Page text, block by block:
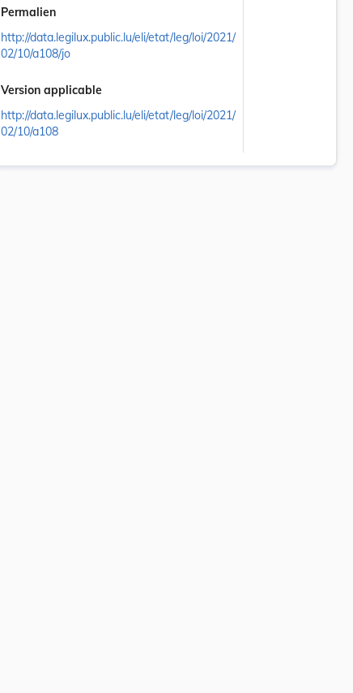
Permalien
http://data.legilux.public.lu/eli/etat/leg/loi/2021/
02/10/a108/jo
Version applicable
http://data.legilux.public.lu/eli/etat/leg/loi/2021/
02/10/a108